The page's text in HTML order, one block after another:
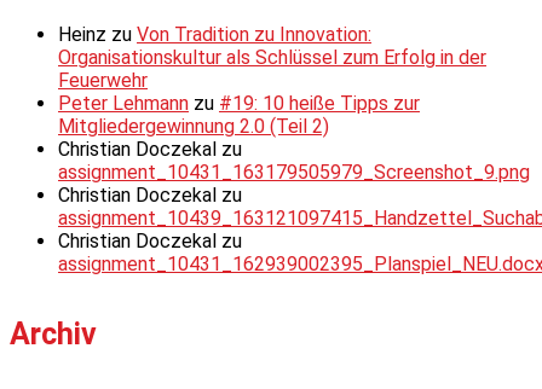
Heinz zu Von Tradition zu Innovation:
Organisationskultur als Schlüssel zum Erfolg in der
Feuerwehr
Peter Lehmann zu #19: 10 heiße Tipps zur
Mitgliedergewinnung 2.0 (Teil 2)
Christian Doczekal zu
assignment_10431_163179505979_Screenshot_9.png
Christian Doczekal zu
Christian Doczekal zu
Archiv